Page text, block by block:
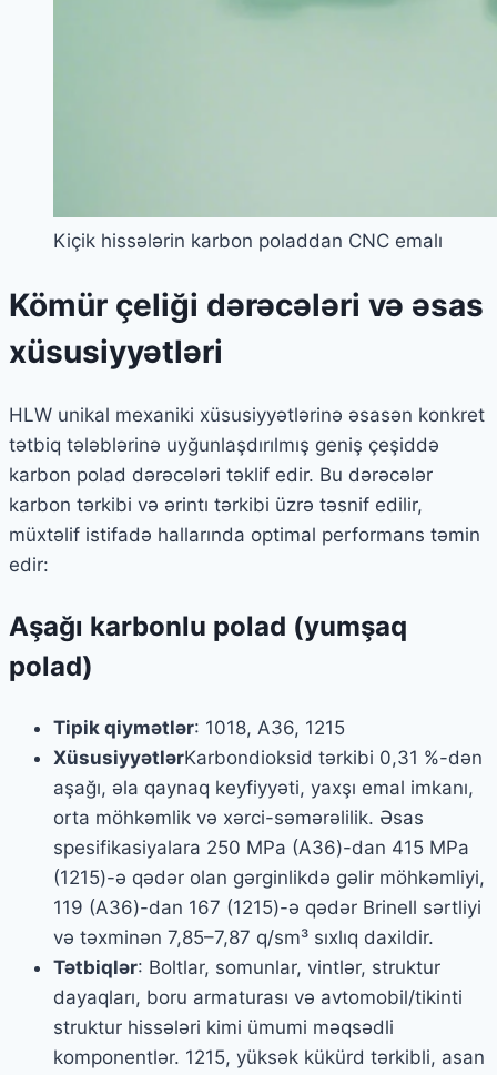
Kiçik hissələrin karbon poladdan CNC emalı
Kömür çeliği dərəcələri və əsas
xüsusiyyətləri
HLW unikal mexaniki xüsusiyyətlərinə əsasən konkret
tətbiq tələblərinə uyğunlaşdırılmış geniş çeşiddə
karbon polad dərəcələri təklif edir. Bu dərəcələr
karbon tərkibi və ərintı tərkibi üzrə təsnif edilir,
müxtəlif istifadə hallarında optimal performans təmin
edir:
Aşağı karbonlu polad (yumşaq
polad)
Tipik qiymətlər: 1018, A36, 1215
XüsusiyyətlərKarbondioksid tərkibi 0,31 %-dən
aşağı, əla qaynaq keyfiyyəti, yaxşı emal imkanı,
orta möhkəmlik və xərci-səmərəlilik. Əsas
spesifikasiyalara 250 MPa (A36)-dan 415 MPa
(1215)-ə qədər olan gərginlikdə gəlir möhkəmliyi,
119 (A36)-dan 167 (1215)-ə qədər Brinell sərtliyi
və təxminən 7,85–7,87 q/sm³ sıxlıq daxildir.
Tətbiqlər: Boltlar, somunlar, vintlər, struktur
dayaqları, boru armaturası və avtomobil/tikinti
struktur hissələri kimi ümumi məqsədli
komponentlər. 1215, yüksək kükürd tərkibli, asan